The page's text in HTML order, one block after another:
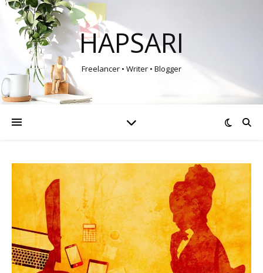
HAPSARI
Freelancer • Writer • Blogger